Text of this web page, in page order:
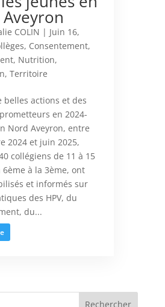
COLIN | Juin 16,
, Consentement,
, Nutrition,
, Territoire
belles actions et des
en 2024-
Nord Aveyron, entre
2024 et juin 2025,
collégiens de 11 à 15
6ème à la 3ème, ont
et informés sur
des HPV, du
du...